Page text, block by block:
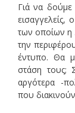
Γιά να
εισαγγελείς,
των οποίων η
την
έντυπο. Θα
στάση τους;
αργότερα -
που